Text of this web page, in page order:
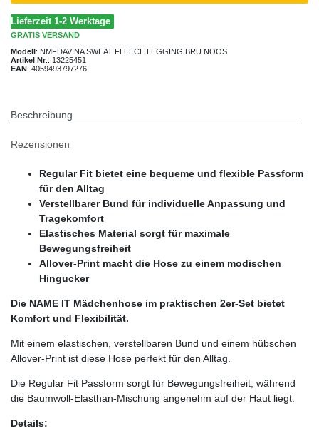
Lieferzeit 1-2 Werktage
GRATIS VERSAND
Modell: NMFDAVINA SWEAT FLEECE LEGGING BRU NOOS
Artikel Nr .: 13225451
EAN: 4059493797276
Beschreibung
Rezensionen
Regular Fit bietet eine bequeme und flexible Passform
für den Alltag
Verstellbarer Bund für individuelle Anpassung und
Tragekomfort
Elastisches Material sorgt für maximale
Bewegungsfreiheit
Allover-Print macht die Hose zu einem modischen
Hingucker
Die NAME IT Mädchenhose im praktischen 2er-Set bietet
Komfort und Flexibilität.
Mit einem elastischen, verstellbaren Bund und einem hübschen
Allover-Print ist diese Hose perfekt für den Alltag.
Die Regular Fit Passform sorgt für Bewegungsfreiheit, während
die Baumwoll-Elasthan-Mischung angenehm auf der Haut liegt.
Details: